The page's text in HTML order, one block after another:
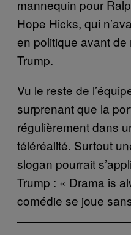
mannequin pour
Hope Hicks, qui
en politique avant de
Trump.
Vu le reste de
surprenant que la
régulièrement dans
téléréalité. Surtout
slogan pourrait
Trump : « Drama is
comédie se joue